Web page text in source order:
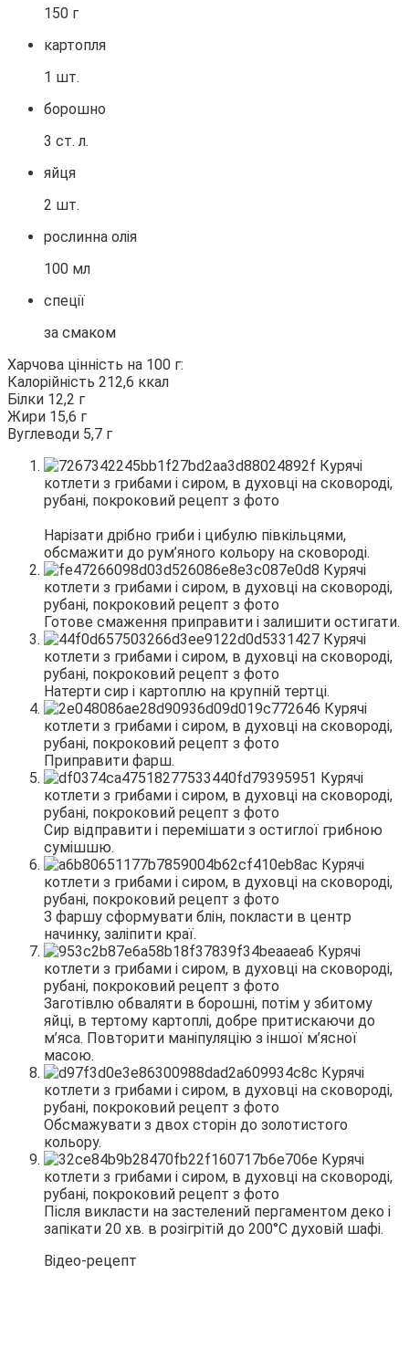
150 г
картопля
1 шт.
борошно
3 ст. л.
яйця
2 шт.
рослинна олія
100 мл
спеції
за смаком
Харчова цінність на 100 г:
Калорійність 212,6 ккал
Білки 12,2 г
Жири 15,6 г
Вуглеводи 5,7 г
Нарізати дрібно гриби і цибулю півкільцями,
обсмажити до рум’яного кольору на сковороді.
Готове смаження приправити і залишити остигати.
Натерти сир і картоплю на крупній тертці.
Приправити фарш.
Сир відправити і перемішати з остиглої грибною
сумішшю.
З фаршу сформувати блін, покласти в центр
начинку, заліпити краї.
Заготівлю обваляти в борошні, потім у збитому
яйці, в тертому картоплі, добре притискаючи до
м’яса. Повторити маніпуляцію з іншої м’ясної
масою.
Обсмажувати з двох сторін до золотистого
кольору.
Після викласти на застелений пергаментом деко і
запікати 20 хв. в розігрітій до 200°С духовій шафі.
Відео-рецепт